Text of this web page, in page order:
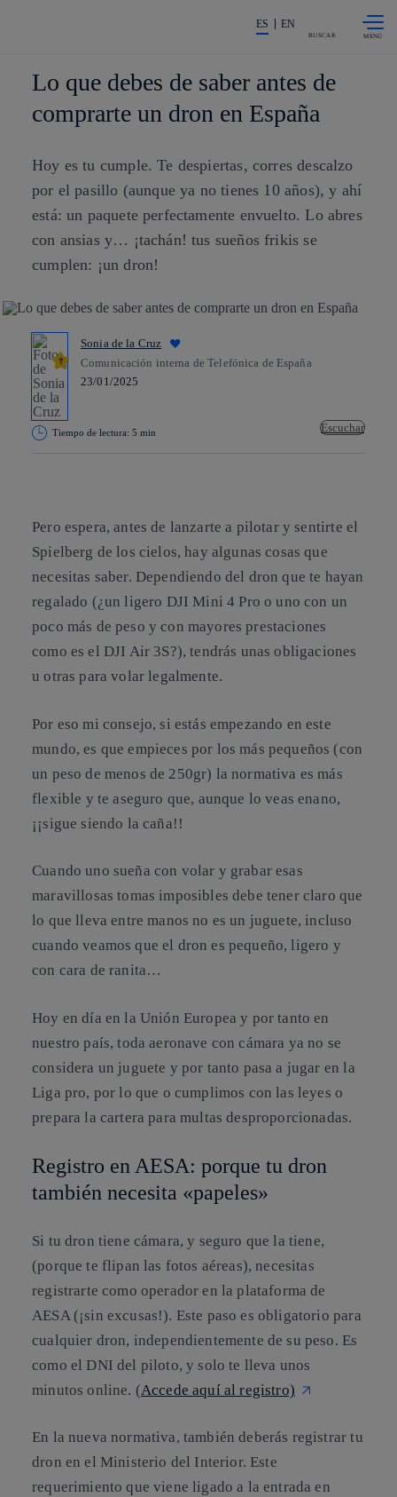
La acción en accionistas e
ES EN
BUSCAR
Lo que debes de saber antes de
comprarte un dron en España
Hoy es tu cumple. Te despiertas, corres descalzo
por el pasillo (aunque ya no tienes 10 años), y ahí
está: un paquete perfectamente envuelto. Lo abres
con ansias y… ¡tachán! tus sueños frikis se
cumplen: ¡un dron!
Sonia de la Cruz
Comunicación interna de Telefónica de España
23/01/2025
Tiempo de lectura: 5 min Escuchar
Pero espera, antes de lanzarte a pilotar y sentirte el
Spielberg de los cielos, hay algunas cosas que
necesitas saber. Dependiendo del dron que te hayan
regalado (¿un ligero DJI Mini 4 Pro o uno con un
poco más de peso y con mayores prestaciones
como es el DJI Air 3S?), tendrás unas obligaciones
u otras para volar legalmente.
Por eso mi consejo, si estás empezando en este
mundo, es que empieces por los más pequeños (con
un peso de menos de 250gr) la normativa es más
flexible y te aseguro que, aunque lo veas enano,
¡¡sigue siendo la caña!!
Cuando uno sueña con volar y grabar esas
maravillosas tomas imposibles debe tener claro que
lo que lleva entre manos no es un juguete, incluso
cuando veamos que el dron es pequeño, ligero y
con cara de ranita…
Hoy en día en la Unión Europea y por tanto en
nuestro país, toda aeronave con cámara ya no se
considera un juguete y por tanto pasa a jugar en la
Liga pro, por lo que o cumplimos con las leyes o
prepara la cartera para multas desproporcionadas.
Registro en AESA: porque tu dron
también necesita «papeles»
Si tu dron tiene cámara, y seguro que la tiene,
(porque te flipan las fotos aéreas), necesitas
registrarte como operador en la plataforma de
AESA (¡sin excusas!). Este paso es obligatorio para
cualquier dron, independientemente de su peso. Es
como el DNI del piloto, y solo te lleva unos
minutos online. (Accede aquí al registro)
En la nueva normativa, también deberás registrar tu
dron en el Ministerio del Interior. Este
requerimiento que viene ligado a la entrada en